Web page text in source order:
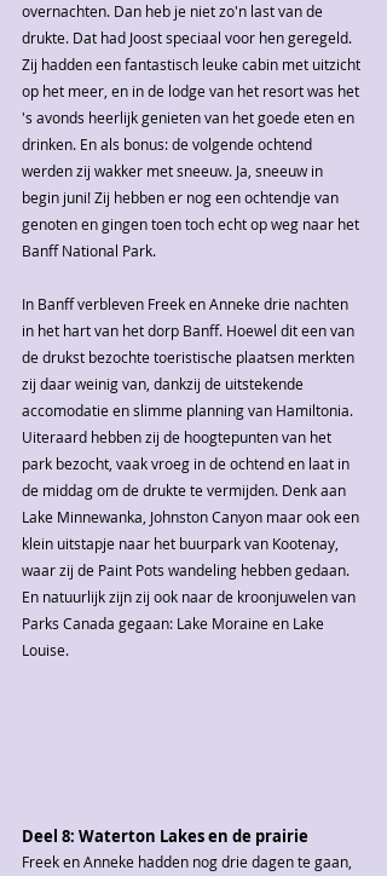
overnachten. Dan heb je niet zo'n last van de
drukte. Dat had Joost speciaal voor hen geregeld.
Zij hadden een fantastisch leuke cabin met uitzicht
op het meer, en in de lodge van het resort was het
's avonds heerlijk genieten van het goede eten en
drinken. En als bonus: de volgende ochtend
werden zij wakker met sneeuw. Ja, sneeuw in
begin juni! Zij hebben er nog een ochtendje van
genoten en gingen toen toch echt op weg naar het
Banff National Park.
In Banff verbleven Freek en Anneke drie nachten
in het hart van het dorp Banff. Hoewel dit een van
de drukst bezochte toeristische plaatsen merkten
zij daar weinig van, dankzij de uitstekende
accomodatie en slimme planning van Hamiltonia.
Uiteraard hebben zij de hoogtepunten van het
park bezocht, vaak vroeg in de ochtend en laat in
de middag om de drukte te vermijden. Denk aan
Lake Minnewanka, Johnston Canyon maar ook een
klein uitstapje naar het buurpark van Kootenay,
waar zij de Paint Pots wandeling hebben gedaan.
En natuurlijk zijn zij ook naar de kroonjuwelen van
Parks Canada gegaan: Lake Moraine en Lake
Louise.
Deel 8: Waterton Lakes en de prairie
Freek en Anneke hadden nog drie dagen te gaan,